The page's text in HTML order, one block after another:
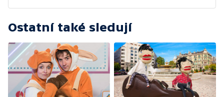
Ostatní také sledují